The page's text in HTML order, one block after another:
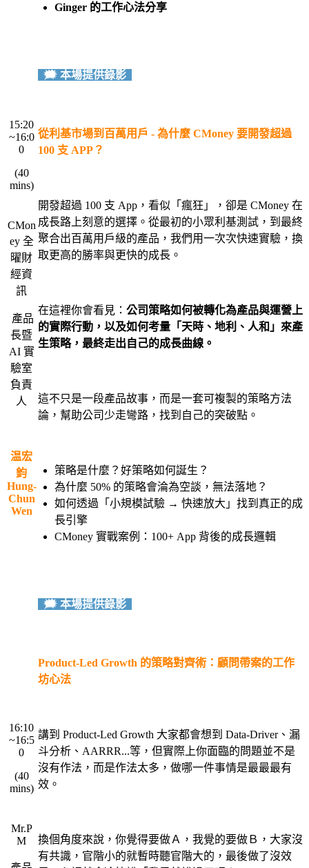
Ginger 的工作心法分享
15:20
~16:0
0
(40
mins)
CMon
ey 全
曜財
經資
訊
產品
長暨
AI 實
驗室
負責
人
温宏
鈞
Hung-
Chun
Wen
🗯️ 本場提供錄影
從利基市場到百萬用戶 - 為什麼 CMoney 要開發超過
100 支 APP？
開發超過 100 支 App，看似「瘋狂」，卻是 CMoney 在
成長路上刻意的選擇。從最初的小眾利基測試，到最終
聚合出百萬用戶級的產品，我們用一次次快速實驗，換
取更高的勝率與更快的成長。
在這裡你會看見： 公司策略如何被轉化為產品與運營上
的實際行動，以及如何考量「天時、地利、人和」來產
生策略，最終走出自己的成長曲線。
這不只是一段產品故事，而是一套可複製的策略方法
論，幫助公司少走彎路，找到自己的突破點。
策略是什麼？好策略如何誕生？
為什麼 50% 的策略會淪為空談，無法落地？
如何透過「小規模試驗 → 快速放大」找到真正的成
長引擎
CMoney 實戰案例：100+ App 背後的成長邏輯
16:10
~16:5
0
(40
mins)
Mr.P
M
🗯️ 本場提供錄影
Product-Led Growth 的策略對齊術：顧問帶案的工作
坊心法
講到 Product-Led Growth 大家都會想到 Data-Driver、漏
斗分析、AARRR...等，但實際上你面臨的問題並不是
沒有作法，而是作法太多，做哪一件事情是最最最有
效。
換個角度來說，你覺得要做Ａ，我覺的要做Ｂ，大家沒
有共識，官階小的就暫時聽官階大的，最後做了沒效